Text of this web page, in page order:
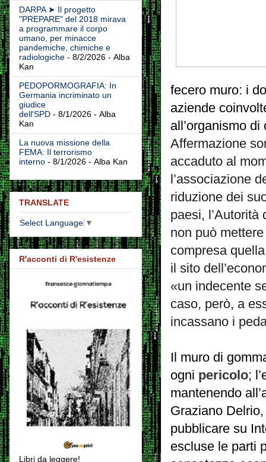
fecero muro: i
aziende
all’organismo
Affermazione
accaduto al
l’associazione
riduzione dei
paesi,
non può
compresa
il sito
«un indecente
caso, però, a
incassano i
Il muro di
ogni pericolo;
mantenendo
Graziano
pubblicare su
escluse le parti
DARPA ➤ Il progetto
"PREPARE" del 2018 mirava
a programmare il corpo
umano, per minacce
pandemiche, chimiche e
radiologiche - 8/2/2026 - Alba
Kan
PEDOPORMOGRAFIA: In
Germania incriminato un
giudice
dell'SPD - 8/1/2026 - Alba
Kan
La nuova missione della
FEMA: Il terrorismo
interno - 8/1/2026 - Alba Kan
TRANSLATE
Select Language ▼
R'acconti di R'esistenze
Libri da leggere!